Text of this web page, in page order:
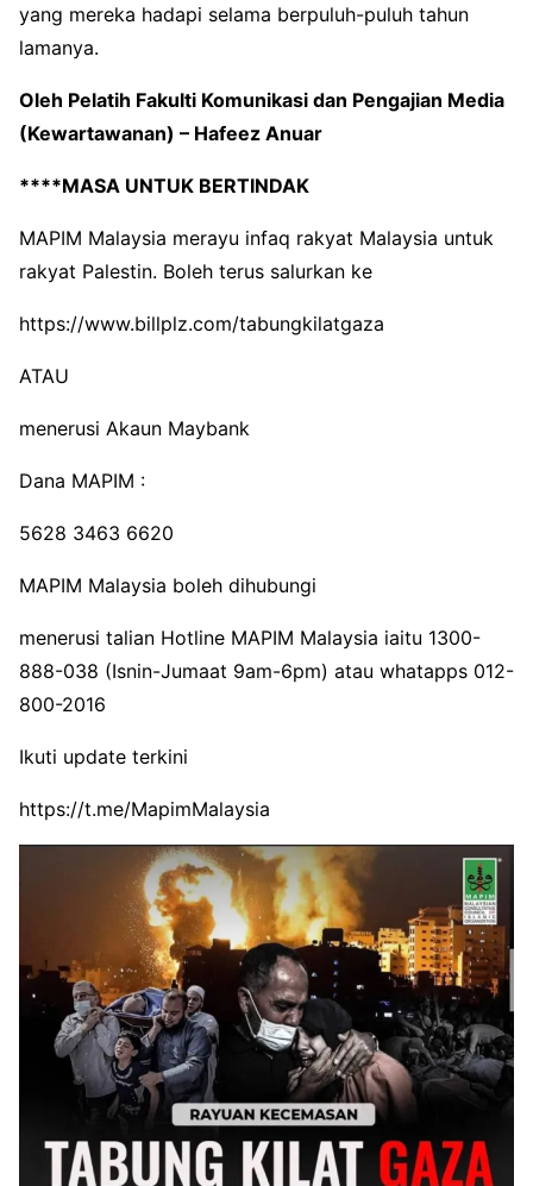
yang mereka hadapi selama berpuluh-puluh tahun
lamanya.
Oleh Pelatih Fakulti Komunikasi dan Pengajian Media
(Kewartawanan) – Hafeez Anuar
****MASA UNTUK BERTINDAK
MAPIM Malaysia merayu infaq rakyat Malaysia untuk
rakyat Palestin. Boleh terus salurkan ke
https://www.billplz.com/tabungkilatgaza
ATAU
menerusi Akaun Maybank
Dana MAPIM :
5628 3463 6620
MAPIM Malaysia boleh dihubungi
menerusi talian Hotline MAPIM Malaysia iaitu 1300-
888-038 (Isnin-Jumaat 9am-6pm) atau whatapps 012-
800-2016
Ikuti update terkini
https://t.me/MapimMalaysia